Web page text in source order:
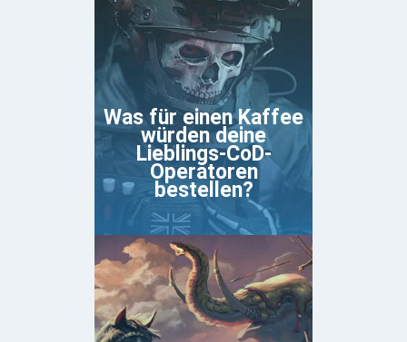
Was für einen Kaffee
würden deine
Lieblings-CoD-
Operatoren
bestellen?